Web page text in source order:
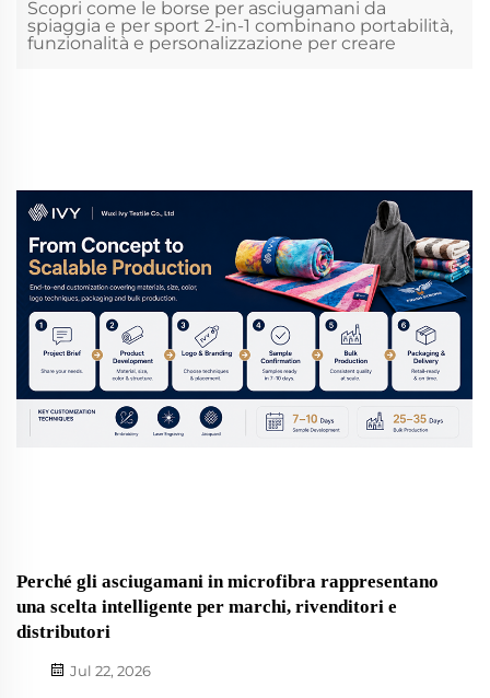
Scopri come le borse per asciugamani da
spiaggia e per sport 2-in-1 combinano portabilità,
funzionalità e personalizzazione per creare
Perché gli asciugamani in microfibra rappresentano
una scelta intelligente per marchi, rivenditori e
distributori
Jul 22, 2026